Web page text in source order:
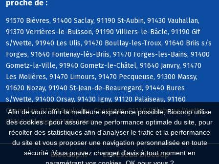
Afin de vous offrir la meilleure expérience possible, Biocoop utilise
des cookies : pour assurer une performance optimale du site, pour
récolter des statistiques afin d'analyser le trafic et la performance
du site et vous proposer une navigation personnalisée en toute
sécurité. Vous pouvez changer d'avis à tout moment en
proche de :
91570 Bièvres, 91400 Saclay, 91190 St-Aubin, 91430 Vauhallan,
91370 Verrières-le-Buisson, 91190 Villiers-le-Bâcle, 91190 Gif
s/Yvette, 91940 Les Ulis, 91470 Boullay-les-Troux, 91640 Briis s/s
Forges, 91640 Fontenay-lès-Briis, 91470 Forges-les-Bains, 91400
Gometz-la-Ville, 91940 Gometz-le-Châtel, 91640 Janvry, 91470
Les Molières, 91470 Limours, 91470 Pecqueuse, 91300 Massy,
91620 Nozay, 91940 St-Jean-de-Beauregard, 91440 Bures
s/Yvette, 91400 Orsay, 91430 Igny, 91120 Palaiseau, 91160
Champlan, 91160 Saulx-les-Chartreux, 91140 Villebon s/Yvette,
91140 Villejust, 92160 Antony
Biocoop.fr
Le réseau Biocoop